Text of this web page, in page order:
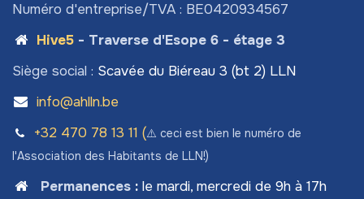
Numéro d'entreprise/TVA : BE0420934567
Hive5- Traverse d'Esope 6 - étage 3
Siège social : Scavée du Biéreau 3 (bt 2) LLN
info@ahlln.be
+32 470 78​ 13 11 (⚠️ ceci est bien le numéro de
l'Association des Habitants de LLN!)
Permanences: le mardi, mercredi de 9h à 17h